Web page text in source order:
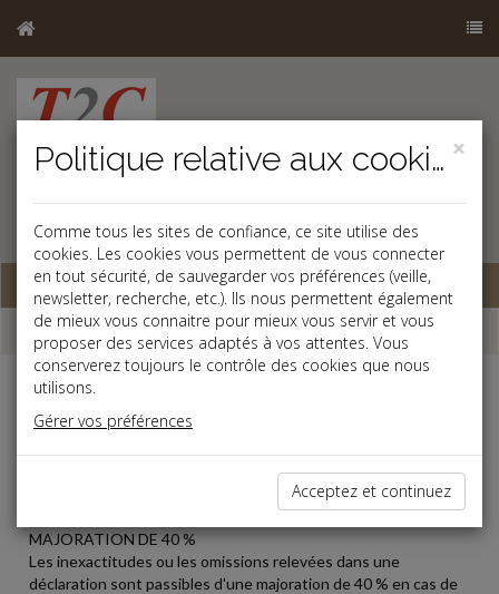
Base documentaire
Dépêches
Liste des dernières dépêches
MAJORATION DE 40 %
Les inexactitudes ou les omissions relevées dans une
déclaration sont passibles d'une majoration de 40 % en cas de
×
Politique relative aux cookies
Comme tous les sites de confiance, ce site utilise des
cookies. Les cookies vous permettent de vous connecter
en tout sécurité, de sauvegarder vos préférences (veille,
newsletter, recherche, etc.). Ils nous permettent également
de mieux vous connaitre pour mieux vous servir et vous
proposer des services adaptés à vos attentes. Vous
conserverez toujours le contrôle des cookies que nous
utilisons.
Gérer vos préférences
Acceptez et continuez